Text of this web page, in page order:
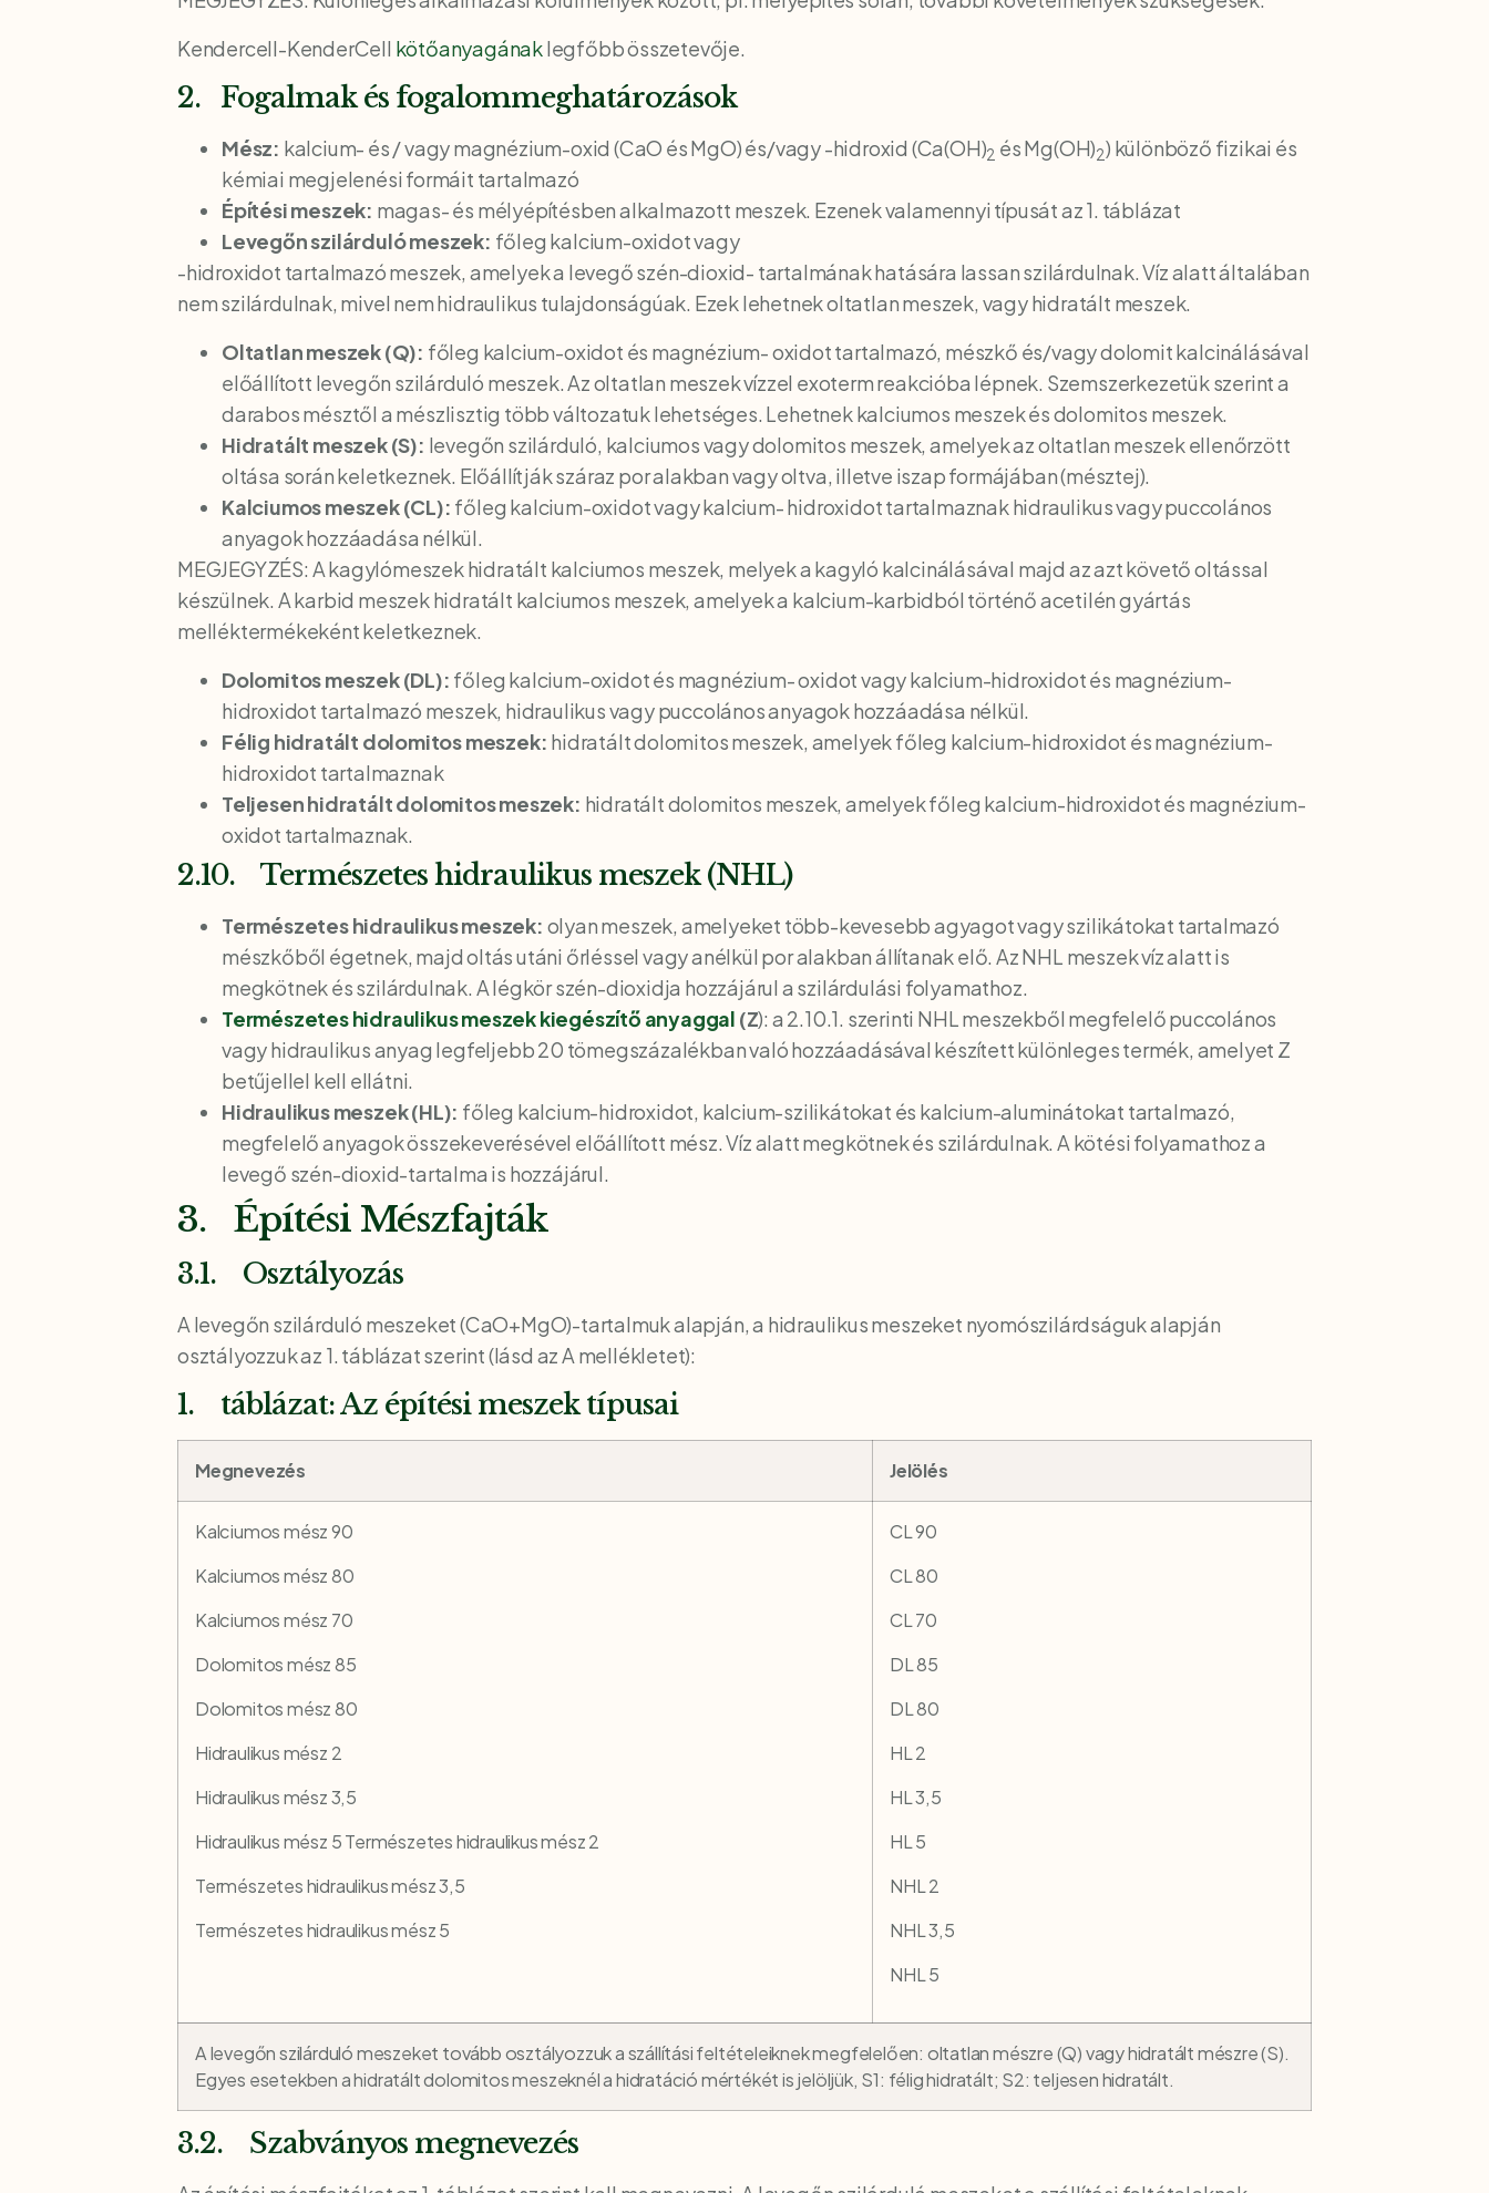
Kendercell-KenderCell kötőanyagánaklegfőbb összetevője.
2. Fogalmak és fogalommeghatározások
Mész: kalcium- és / vagy magnézium-oxid (CaO és MgO) és/vagy -hidroxid (Ca(OH)2 és Mg(OH)2) különböző fizikai és
kémiai megjelenési formáit tartalmazó
Építési meszek: magas- és mélyépítésben alkalmazott meszek. Ezenek valamennyi típusát az 1. táblázat
Levegőn szilárduló meszek: főleg kalcium-oxidot vagy
-hidroxidot tartalmazó meszek, amelyek a levegő szén-dioxid- tartalmának hatására lassan szilárdulnak. Víz alatt általában
nem szilárdulnak, mivel nem hidraulikus tulajdonságúak. Ezek lehetnek oltatlan meszek, vagy hidratált meszek.
Oltatlan meszek (Q): főleg kalcium-oxidot és magnézium- oxidot tartalmazó, mészkő és/vagy dolomit kalcinálásával
előállított levegőn szilárduló meszek. Az oltatlan meszek vízzel exoterm reakcióba lépnek. Szemszerkezetük szerint a
darabos mésztől a mészlisztig több változatuk lehetséges. Lehetnek kalciumos meszek és dolomitos meszek.
Hidratált meszek (S): levegőn szilárduló, kalciumos vagy dolomitos meszek, amelyek az oltatlan meszek ellenőrzött
oltása során keletkeznek. Előállítják száraz por alakban vagy oltva, illetve iszap formájában (mésztej).
Kalciumos meszek (CL): főleg kalcium-oxidot vagy kalcium- hidroxidot tartalmaznak hidraulikus vagy puccolános
anyagok hozzáadása nélkül.
MEGJEGYZÉS: A kagylómeszek hidratált kalciumos meszek, melyek a kagyló kalcinálásával majd az azt követő oltással
készülnek. A karbid meszek hidratált kalciumos meszek, amelyek a kalcium-karbidból történő acetilén gyártás
melléktermékeként keletkeznek.
Dolomitos meszek (DL): főleg kalcium-oxidot és magnézium- oxidot vagy kalcium-hidroxidot és magnézium-
hidroxidot tartalmazó meszek, hidraulikus vagy puccolános anyagok hozzáadása nélkül.
Félig hidratált dolomitos meszek: hidratált dolomitos meszek, amelyek főleg kalcium-hidroxidot és magnézium-
hidroxidot tartalmaznak
Teljesen hidratált dolomitos meszek: hidratált dolomitos meszek, amelyek főleg kalcium-hidroxidot és magnézium-
oxidot tartalmaznak.
2.10. Természetes hidraulikus meszek (NHL)
Természetes hidraulikus meszek: olyan meszek, amelyeket több-kevesebb agyagot vagy szilikátokat tartalmazó
mészkőből égetnek, majd oltás utáni őrléssel vagy anélkül por alakban állítanak elő. Az NHL meszek víz alatt is
megkötnek és szilárdulnak. A légkör szén-dioxidja hozzájárul a szilárdulási folyamathoz.
Természetes hidraulikus meszek kiegészítő anyaggal (Z): a 2.10.1. szerinti NHL meszekből megfelelő puccolános
vagy hidraulikus anyag legfeljebb 20 tömegszázalékban való hozzáadásával készített különleges termék, amelyet Z
betűjellel kell ellátni.
Hidraulikus meszek (HL): főleg kalcium-hidroxidot, kalcium-szilikátokat és kalcium-aluminátokat tartalmazó,
megfelelő anyagok összekeverésével előállított mész. Víz alatt megkötnek és szilárdulnak. A kötési folyamathoz a
levegő szén-dioxid-tartalma is hozzájárul.
3. Építési Mészfajták
3.1. Osztályozás
A levegőn szilárduló meszeket (CaO+MgO)-tartalmuk alapján, a hidraulikus meszeket nyomószilárdságuk alapján
osztályozzuk az 1. táblázat szerint (lásd az A mellékletet):
1. táblázat: Az építési meszek típusai
Megnevezés Jelölés
Kalciumos mész 90
Kalciumos mész 80
Kalciumos mész 70
Dolomitos mész 85
Dolomitos mész 80
Hidraulikus mész 2
Hidraulikus mész 3,5
Hidraulikus mész 5 Természetes hidraulikus mész 2
Természetes hidraulikus mész 3,5
Természetes hidraulikus mész 5
CL 90
CL 80
CL 70
DL 85
DL 80
HL 2
HL 3,5
HL 5
NHL 2
NHL 3,5
NHL 5
A levegőn szilárduló meszeket tovább osztályozzuk a szállítási feltételeiknek megfelelően: oltatlan mészre (Q) vagy hidratált mészre (S).
Egyes esetekben a hidratált dolomitos meszeknél a hidratáció mértékét is jelöljük, S1: félig hidratált; S2: teljesen hidratált.
3.2. Szabványos megnevezés